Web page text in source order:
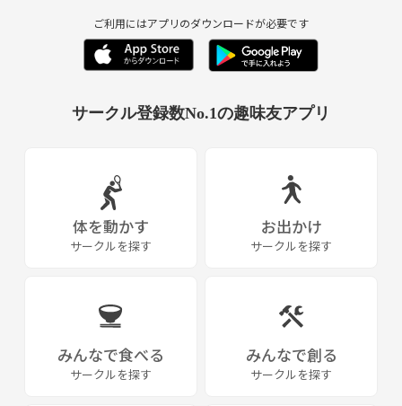
ご利用にはアプリのダウンロードが必要です
サークル登録数No.1の趣味友アプリ
体を動かす
サークルを探す
お出かけ
サークルを探す
みんなで食べる
サークルを探す
みんなで創る
サークルを探す